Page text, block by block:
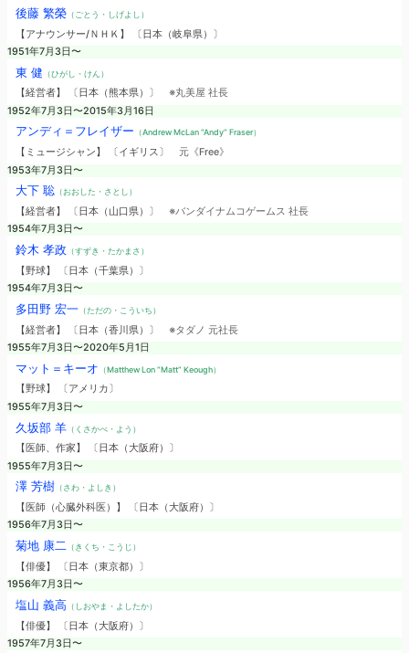
後藤 繁榮（ごとう・しげよし）
【アナウンサー/ＮＨＫ】 〔日本（岐阜県）〕
1951年7月3日〜
東 健 （ひがし・けん）
【経営者】 〔日本（熊本県）〕 ※丸美屋 社長
1952年7月3日〜2015年3月16日
アンディ＝フレイザー （Andrew McLan “Andy” Fraser）
【ミュージシャン】 〔イギリス〕 元《Free》
1953年7月3日〜
大下 聡（おおした・さとし）
【経営者】 〔日本（山口県）〕 ※バンダイナムコゲームス 社長
1954年7月3日〜
鈴木 孝政 （すずき・たかまさ）
【野球】 〔日本（千葉県）〕
1954年7月3日〜
多田野 宏一（ただの・こういち）
【経営者】 〔日本（香川県）〕 ※タダノ 元社長
1955年7月3日〜2020年5月1日
マット＝キーオ （Matthew Lon “Matt” Keough）
【野球】 〔アメリカ〕
1955年7月3日〜
久坂部 羊（くさかべ・よう）
【医師、作家】 〔日本（大阪府）〕
1955年7月3日〜
澤 芳樹（さわ・よしき）
【医師（心臓外科医）】 〔日本（大阪府）〕
1956年7月3日〜
菊地 康二 （きくち・こうじ）
【俳優】 〔日本（東京都）〕
1956年7月3日〜
塩山 義高 （しおやま・よしたか）
【俳優】 〔日本（大阪府）〕
1957年7月3日〜